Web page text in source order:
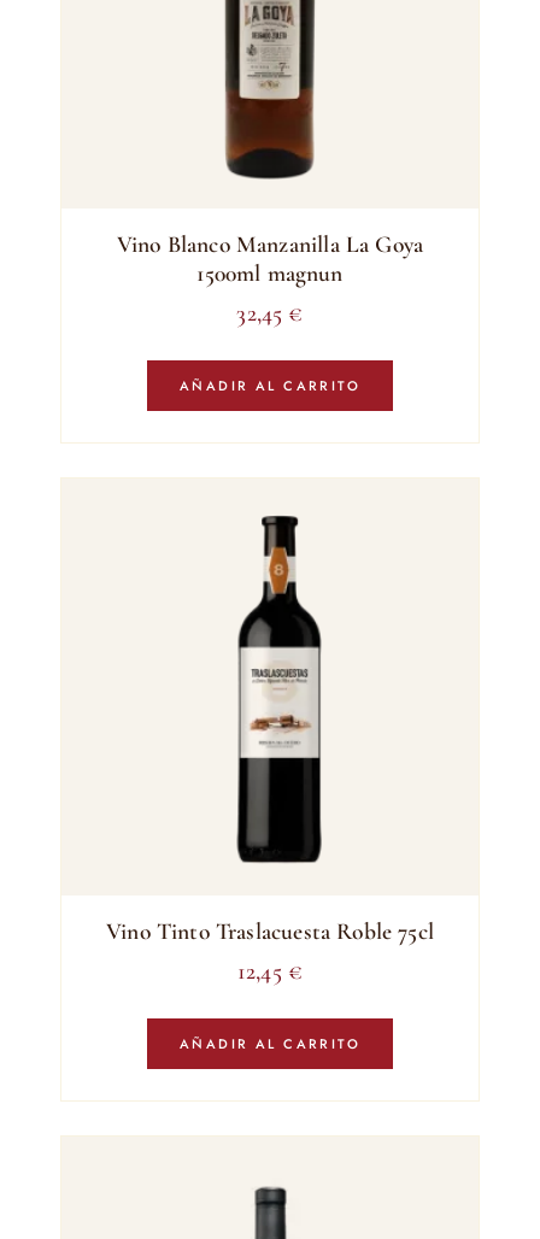
Vino Blanco Manzanilla La Goya
1500ml magnun
32,45 €
AÑADIR AL CARRITO
Vino Tinto Traslacuesta Roble 75cl
12,45 €
AÑADIR AL CARRITO